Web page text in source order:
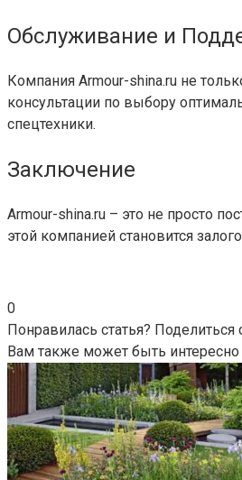
Обслуживание и
Компания Armour-shina.ru не
консультации по выбору
спецтехники.
Заключение
Armour-shina.ru – это не просто
этой компанией становится
0
Понравилась статья? Поделиться
Вам также может быть интересно